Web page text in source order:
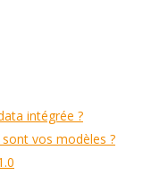
intégrée ?
vos modèles ?